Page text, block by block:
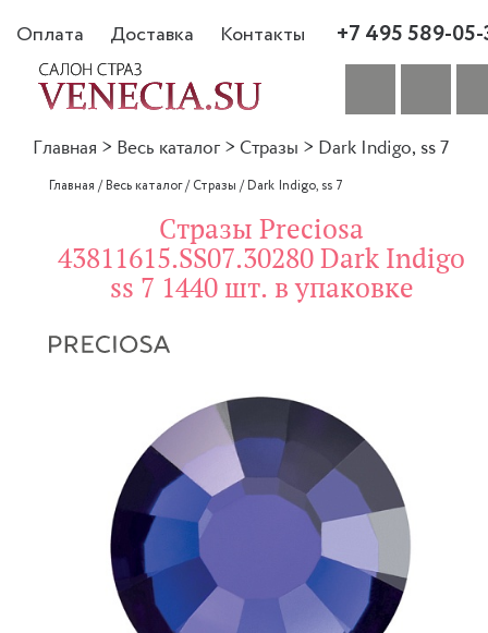
Оплата Доставка Контакты +7 495 589-
Главная > Весь каталог > Стразы > Dark Indigo, ss 7
Главная /Весь каталог/Стразы /Dark Indigo, ss 7
Стразы Preciosa
43811615.SS07.30280 Dark Indigo
ss 7 1440 шт. в упаковке